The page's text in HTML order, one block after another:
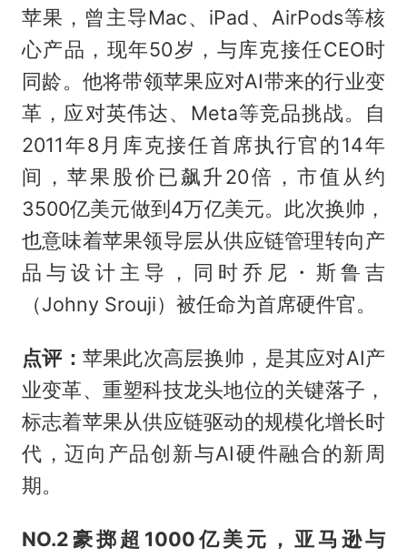
苹果，曾主导Mac、iPad、AirPods等核
心产品，现年50岁，与库克接任CEO时
同龄。他将带领苹果应对AI带来的行业变
革，应对英伟达、Meta等竞品挑战。自
2011年8月库克接任首席执行官的14年
间，苹果股价已飙升20倍，市值从约
3500亿美元做到4万亿美元。此次换帅，
也意味着苹果领导层从供应链管理转向产
品与设计主导，同时乔尼・斯鲁吉
（Johny Srouji）被任命为首席硬件官。
点评： 苹果此次高层换帅，是其应对AI产
业变革、重塑科技龙头地位的关键落子，
标志着苹果从供应链驱动的规模化增长时
代，迈向产品创新与AI硬件融合的新周
期。
NO.2豪掷超1000亿美元，亚马逊与